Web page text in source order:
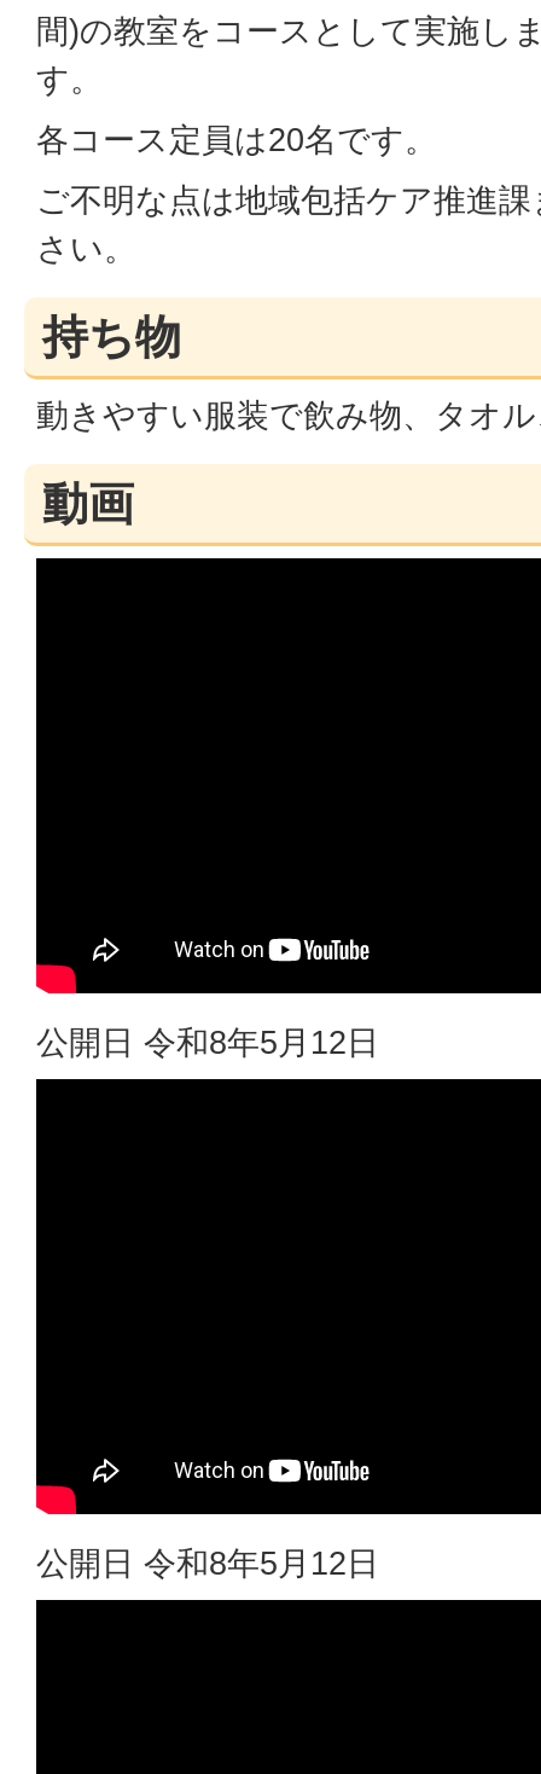
間)の教室をコースとして実施し
す。
各コース定員は20名です。
ご不明な点は地域包括ケア推進
さい。
持ち物
動きやすい服装で飲み物、タオ
動画
公開日 令和8年5月12日
公開日 令和8年5月12日